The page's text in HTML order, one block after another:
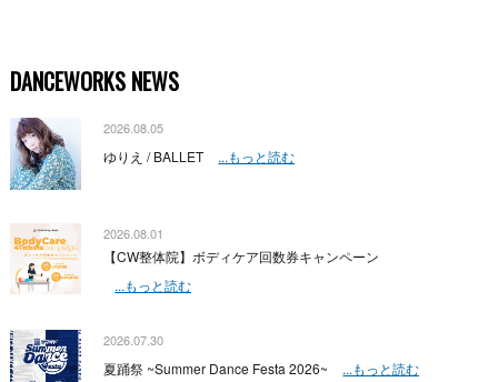
DANCEWORKS NEWS
2026.08.05
ゆりえ / BALLET ...もっと読む
2026.08.01
【CW整体院】ボディケア回数券キャンペーン
...もっと読む
2026.07.30
夏踊祭 ~Summer Dance Festa 2026~ ...もっと読む